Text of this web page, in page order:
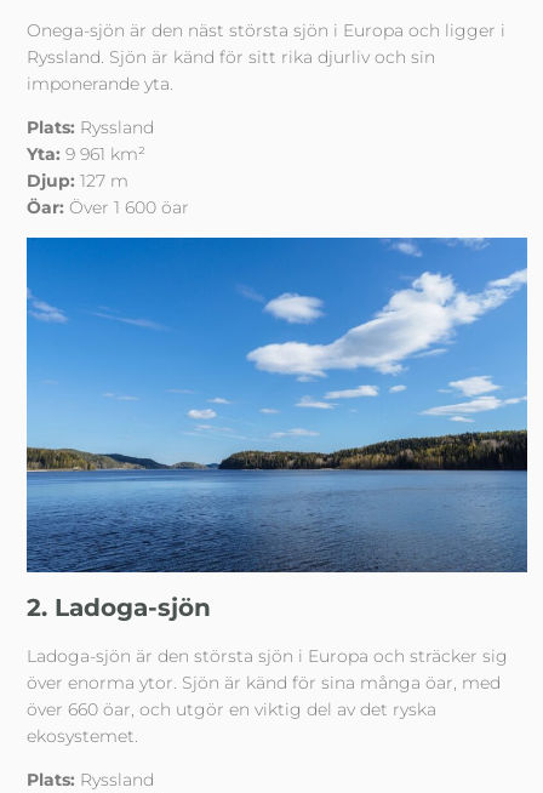
Onega-sjön är den näst största sjön i Europa och ligger i
Ryssland. Sjön är känd för sitt rika djurliv och sin
imponerande yta.
Plats: Ryssland
Yta: 9 961 km²
Djup: 127 m
Öar: Över 1 600 öar
2. Ladoga-sjön
Ladoga-sjön är den största sjön i Europa och sträcker sig
över enorma ytor. Sjön är känd för sina många öar, med
över 660 öar, och utgör en viktig del av det ryska
ekosystemet.
Plats: Ryssland